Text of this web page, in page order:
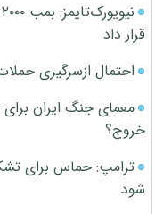
قرار داد
احتمال ازسرگیری
معمای جنگ ایران برای
خروج؟
ترامپ: حماس برای
شود